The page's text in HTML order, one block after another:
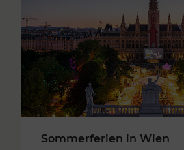
Sommerferien in Wien